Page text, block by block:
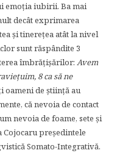
emoţia iubirii. Ba mai
decât exprimarea
şi tinereţea atât la nivel
sunt răspândite 3
îmbrăţişărilor: Avem
8 ca să ne
oameni de ştiinţă au
că nevoia de contact
nevoia de foame, sete şi
preşedintele
Somato-Integrativă.